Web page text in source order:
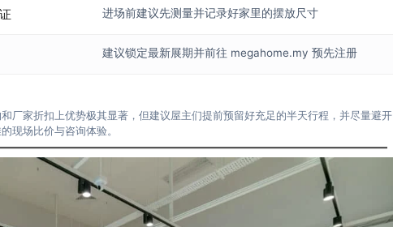
进场前建议先测量并记录好家里的摆放尺寸
建议锁定最新展期并前往 megahome.my 预先注册
厂家折扣上优势极其显著，但建议屋主们提前预留好充足的半天行程，并尽量避开
现场比价与咨询体验。